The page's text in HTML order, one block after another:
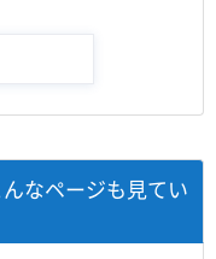
なページも見てい